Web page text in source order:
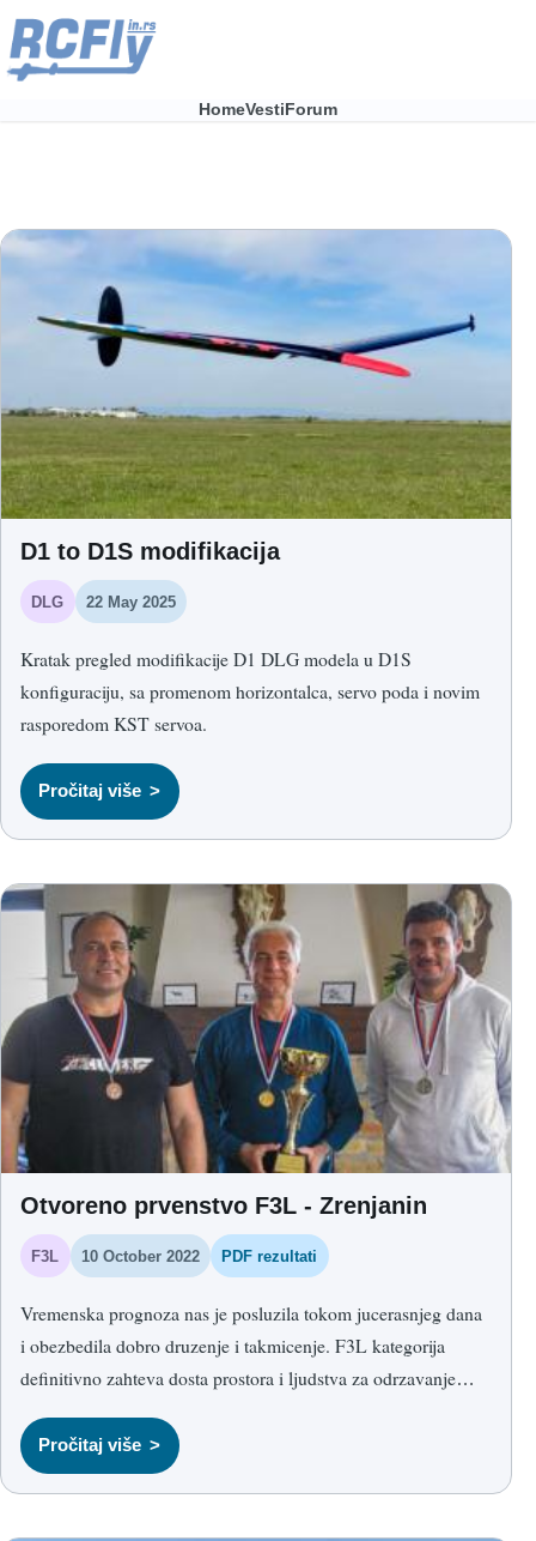
Skip to main content
HomeVesti Forum
D1 to D1S modifikacija
DLG 22 May 2025
Kratak pregled modifikacije D1 DLG modela u D1S
konfiguraciju, sa promenom horizontalca, servo poda i novim
rasporedom KST servoa.
Pročitaj više
Otvoreno prvenstvo F3L - Zrenjanin
F3L 10 October 2022 PDF rezultati
Vremenska prognoza nas je posluzila tokom jucerasnjeg dana
i obezbedila dobro druzenje i takmicenje. F3L kategorija
definitivno zahteva dosta prostora i ljudstva za odrzavanje
Vecina toga zavisi od smera vetra i ljudstva. Svaki takmicar
koji u tom trenutku leti, treba da ima coveka koji meri vreme i
Pročitaj više